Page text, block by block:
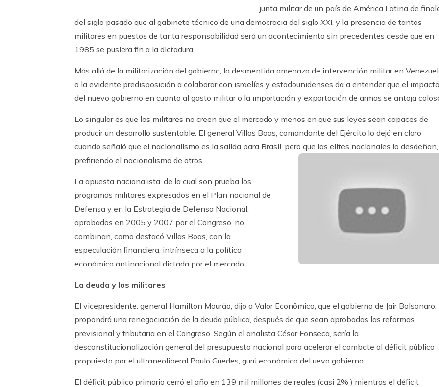
junta militar de un país de América Latina de
del siglo pasado que al gabinete técnico de una democracia del siglo XXI, y la presencia de tantos
militares en puestos de tanta responsabilidad será un acontecimiento sin precedentes desde que en
1985 se pusiera fin a la dictadura.
Más allá de la militarización del gobierno, la desmentida amenaza de intervención militar en
o la evidente predisposición a colaborar con israelíes y estadounidenses da a entender que el impacto
del nuevo gobierno en cuanto al gasto militar o la importación y exportación de armas se antoja
Lo singular es que los militares no creen que el mercado y menos en que sus leyes sean capaces de
producir un desarrollo sustentable. El general Villas Boas, comandante del Ejército lo dejó en claro
cuando señaló que el nacionalismo es la salida para Brasil, pero que las elites nacionales lo desdeñan,
prefiriendo el nacionalismo de otros.
La apuesta nacionalista, de la cual son prueba los
programas militares expresados en el Plan nacional de
Defensa y en la Estrategia de Defensa Nacional,
aprobados en 2005 y 2007 por el Congreso, no
combinan, como destacó Villas Boas, con la
especulación financiera, intrínseca a la política
económica antinacional dictada por el mercado.
La deuda y los militares
El vicepresidente. general Hamilton Mourão, dijo a Valor Econômico, que el gobierno de Jair Bolsonaro,
propondrá una renegociación de la deuda pública, después de que sean aprobadas las reformas
previsional y tributaria en el Congreso. Según el analista César Fonseca, sería la
desconstitucionalización general del presupuesto nacional para acelerar el combate al déficit público
propuiesto por el ultraneoliberal Paulo Guedes, gurú económico del uevo gobierno.
El déficit público primario cerró el año en 139 mil millones de reales (casi 2% ) mientras el déficit